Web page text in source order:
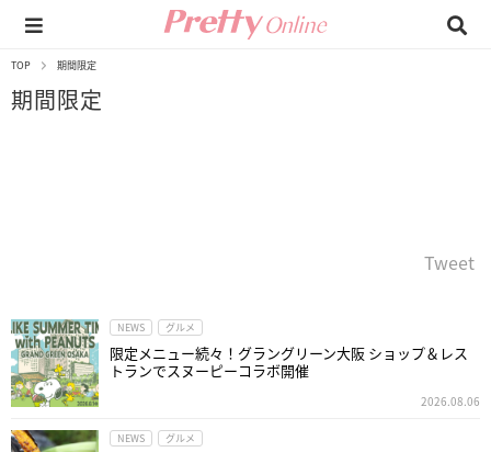
TOP 期間限定
期間限定
Tweet
NEWS グルメ
限定メニュー続々！グラングリーン大阪 ショップ＆レス
トランでスヌーピーコラボ開催
2026.08.06
NEWS グルメ